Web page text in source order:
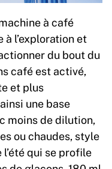
à café
l’exploration et
du bout du
café est activé,
et plus
une base
moins de dilution,
ou chaudes, style
qui se profile